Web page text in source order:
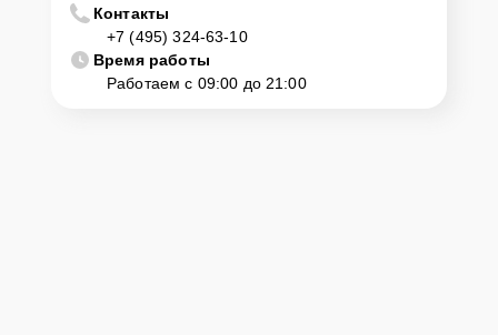
Контакты
+7 (495) 324-63-10
Время работы
Работаем с 09:00 до 21:00